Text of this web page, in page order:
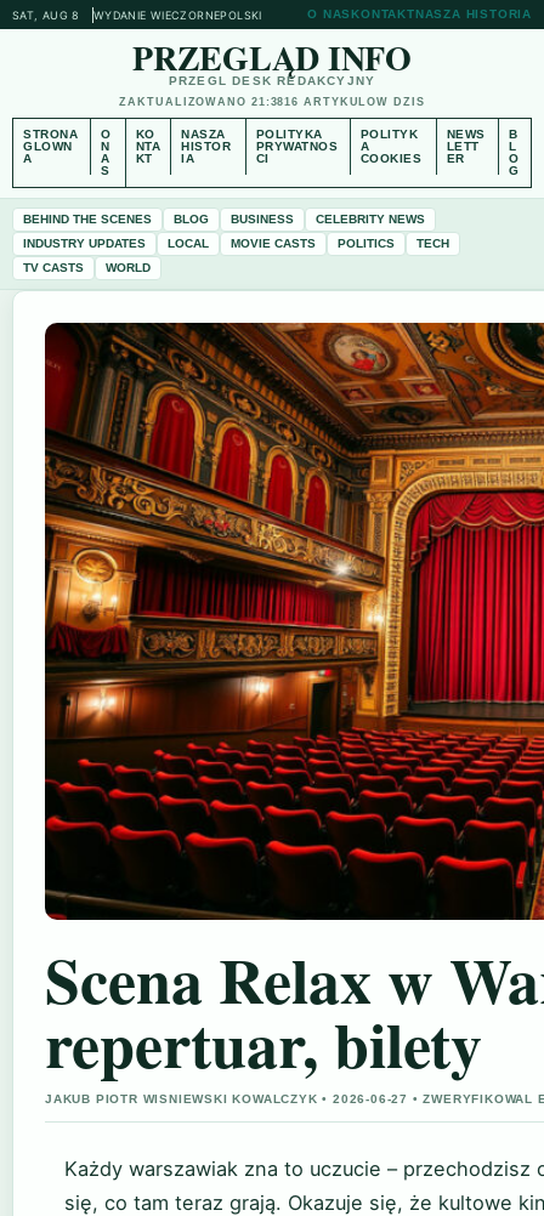
SAT, AUG 8 WYDANIE WIECZORNEPOLSKI O NASKONTAKTNASZA HISTORIA
PRZEGLĄD INFO
PRZEGL DESK REDAKCYJNY
ZAKTUALIZOWANO 21:3816 ARTYKULOW DZIS
STRONA
GLOWN
A
O
N
A
S
KO
NTA
KT
NASZA
HISTOR
IA
POLITYKA
PRYWATNOS
CI
POLITYK
A
COOKIES
NEWS
LETT
ER
B
L
O
G
BEHIND THE SCENES BLOG BUSINESS
CELEBRITY NEWS
INDUSTRY UPDATES
LOCAL MOVIE CASTS POLITICS
TECH
TV CASTS
WORLD
Scena Relax w
repertuar, bilety
JAKUB PIOTR WISNIEWSKI KOWALCZYK • 2026-06-27 • ZWERYFIKOWAL
Każdy warszawiak zna to uczucie – przechodzisz
się, co tam teraz grają. Okazuje się, że kultowe